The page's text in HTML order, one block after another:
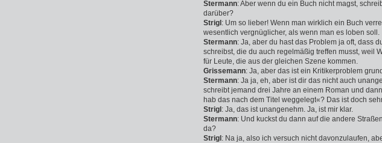
Stermann: Aber wenn du ein Buch nicht magst,
darüber?
Strigl : Um so lieber! Wenn man wirklich ein Buch
wesentlich vergnüglicher, als wenn man es loben soll.
Stermann: Ja, aber du hast das Problem ja oft, dass
schreibst, die du auch regelmäßig treffen musst, weil
für Leute, die aus der gleichen Szene kommen.
Grissemann: Ja, aber das ist ein Kritikerproblem
Stermann: Ja ja, eh, aber ist dir das nicht auch
schreibt jemand drei Jahre an einem Roman und
hab das nach dem Titel weggelegt«? Das ist doch
Strigl : Ja, das ist unangenehm. Ja, ist mir klar.
Stermann: Und kuckst du dann auf die andere
da?
Strigl : Na ja, also ich versuch nicht davonzulaufen,